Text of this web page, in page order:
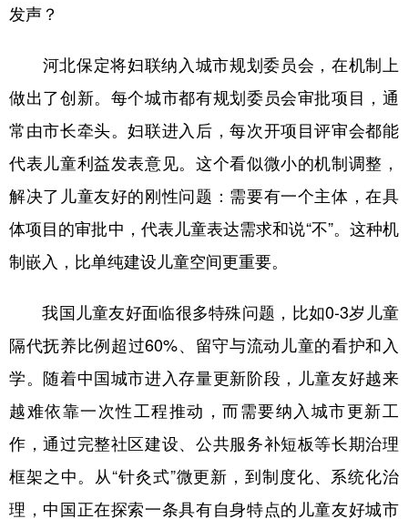
发声？
河北保定将妇联纳入城市规划委员会，在机制上
做出了创新。每个城市都有规划委员会审批项目，通
常由市长牵头。妇联进入后，每次开项目评审会都能
代表儿童利益发表意见。这个看似微小的机制调整，
解决了儿童友好的刚性问题：需要有一个主体，在具
体项目的审批中，代表儿童表达需求和说“不”。这种机
制嵌入，比单纯建设儿童空间更重要。
我国儿童友好面临很多特殊问题，比如0-3岁儿童
隔代抚养比例超过60%、留守与流动儿童的看护和入
学。随着中国城市进入存量更新阶段，儿童友好越来
越难依靠一次性工程推动，而需要纳入城市更新工
作，通过完整社区建设、公共服务补短板等长期治理
框架之中。从“针灸式”微更新，到制度化、系统化治
理，中国正在探索一条具有自身特点的儿童友好城市